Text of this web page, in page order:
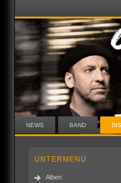
NEWS BAND
UNTERMENÜ
Alben